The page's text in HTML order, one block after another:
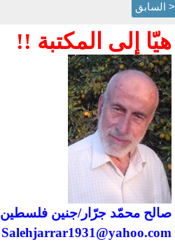
< السابق
هيّا إلى المكتبة !!
صالح محمّد جرّ ار/جنين فلسطين
Salehjarrar1931@yahoo.com